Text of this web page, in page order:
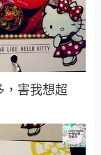
，害我想超